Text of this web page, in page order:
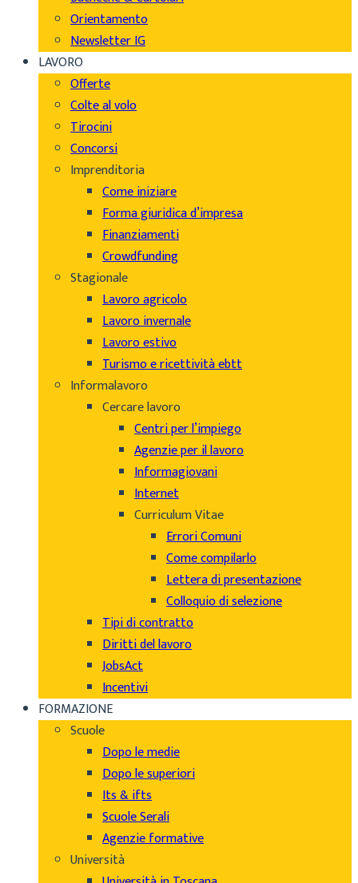
Orientamento
Newsletter IG
LAVORO
Offerte
Colte al volo
Tirocini
Concorsi
Imprenditoria
Come iniziare
Forma giuridica d’impresa
Finanziamenti
Crowdfunding
Stagionale
Lavoro agricolo
Lavoro invernale
Lavoro estivo
Turismo e ricettività ebtt
Informalavoro
Cercare lavoro
Centri per l’impiego
Agenzie per il lavoro
Informagiovani
Internet
Curriculum Vitae
Errori Comuni
Come compilarlo
Lettera di presentazione
Colloquio di selezione
Tipi di contratto
Diritti del lavoro
JobsAct
Incentivi
FORMAZIONE
Scuole
Dopo le medie
Dopo le superiori
Its & ifts
Scuole Serali
Agenzie formative
Università